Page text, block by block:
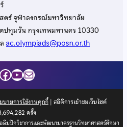
ร์ จุฬาลงกรณ์มหาวิทยาลัย
ปทุมวัน กรุงเทพมหานคร 10330
ac.olympiads@posn.or.th
Facebook
YouTube
Mail
บายการใช้งานคุกกี้| สถิติการเข้าชมเว็บไซต์
ครั้ง
มปิกวิชาการและพัฒนามาตรฐานวิทยาศาสตร์ศึกษา